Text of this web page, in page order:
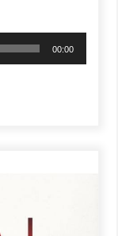
20 urteez
00:00